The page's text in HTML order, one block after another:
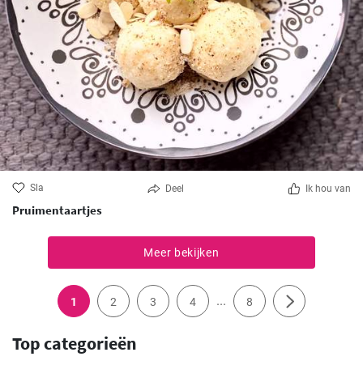
Sla Deel Ik hou van
Pruimentaartjes
Meer bekijken
1 2 3 4 ... 8
Top categorieën